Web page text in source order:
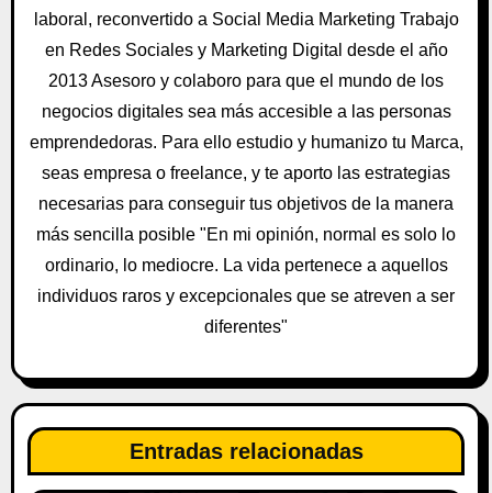
n
d
e
e
n
t
r
d
a
s
laboral, reconvertido a Social Media Marketing Trabajo
en Redes Sociales y Marketing Digital desde el año
2013 Asesoro y colaboro para que el mundo de los
negocios digitales sea más accesible a las personas
emprendedoras. Para ello estudio y humanizo tu Marca,
seas empresa o freelance, y te aporto las estrategias
necesarias para conseguir tus objetivos de la manera
más sencilla posible "En mi opinión, normal es solo lo
ordinario, lo mediocre. La vida pertenece a aquellos
individuos raros y excepcionales que se atreven a ser
diferentes"
Entradas relacionadas